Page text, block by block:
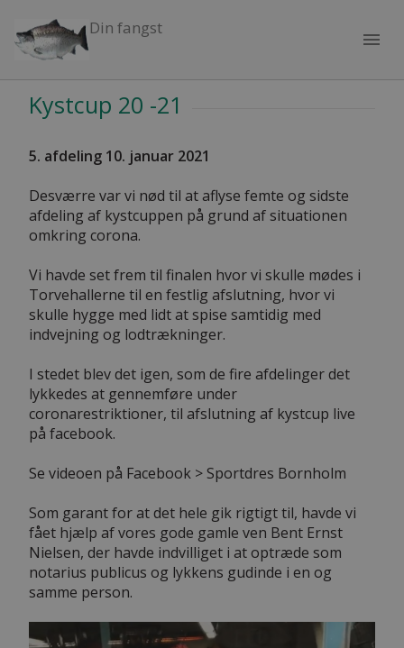
Din fangst
menu
Kystcup 20 -21
5. afdeling 10. januar 2021
Desværre var vi nød til at aflyse femte og sidste
afdeling af kystcuppen på grund af situationen
omkring corona.
Vi havde set frem til finalen hvor vi skulle mødes i
Torvehallerne til en festlig afslutning, hvor vi
skulle hygge med lidt at spise samtidig med
indvejning og lodtrækninger.
I stedet blev det igen, som de fire afdelinger det
lykkedes at gennemføre under
coronarestriktioner, til afslutning af kystcup live
på facebook.
Se videoen på Facebook > Sportdres Bornholm
Som garant for at det hele gik rigtigt til, havde vi
fået hjælp af vores gode gamle ven Bent Ernst
Nielsen, der havde indvilliget i at optræde som
notarius publicus og lykkens gudinde i en og
samme person.